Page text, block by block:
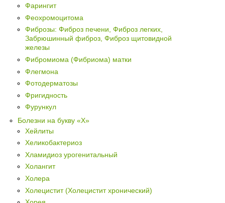
Фарингит
Феохромоцитома
Фиброзы: Фиброз печени, Фиброз легких,
Забрюшинный фиброз, Фиброз щитовидной
железы
Фибромиома (Фибриома) матки
Флегмона
Фотодерматозы
Фригидность
Фурункул
Болезни на букву «Х»
Хейлиты
Хеликобактериоз
Хламидиоз урогенитальный
Холангит
Холера
Холецистит (Холецистит хронический)